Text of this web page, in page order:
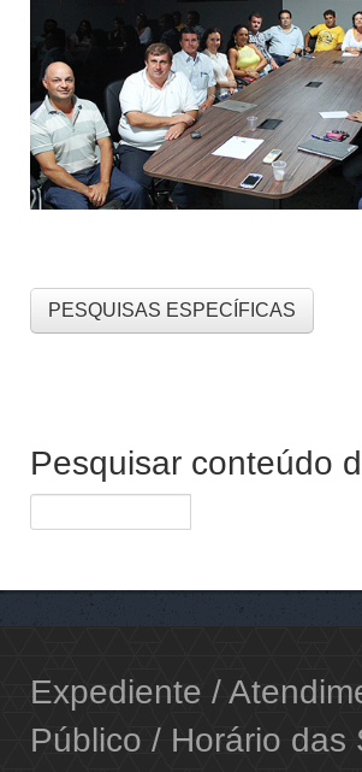
PESQUISAS ESPECÍFICAS
Pesquisar conteúdo
Expediente /
Público / Horário das